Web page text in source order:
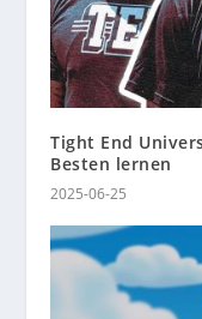
Tight End
Besten lernen
2025-06-25